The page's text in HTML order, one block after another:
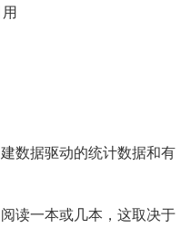
数据驱动的统计数据和有
读一本或几本，这取决于